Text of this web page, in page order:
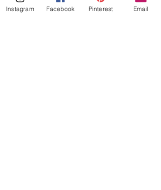
Instagram Facebook Pinterest Email